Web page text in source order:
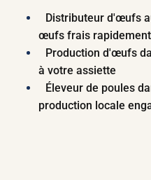
Distributeur d'œufs
œufs frais rapidement
Production d'œufs
à votre assiette
Éleveur de poules
production locale